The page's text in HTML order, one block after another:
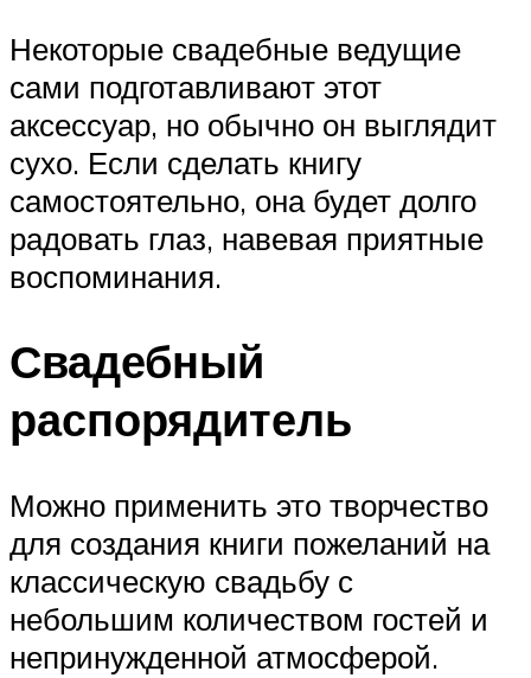
Некоторые свадебные ведущие
сами подготавливают этот
аксессуар, но обычно он выглядит
сухо. Если сделать книгу
самостоятельно, она будет долго
радовать глаз, навевая приятные
воспоминания.
Свадебный
распорядитель
Можно применить это творчество
для создания книги пожеланий на
классическую свадьбу с
небольшим количеством гостей и
непринужденной атмосферой.